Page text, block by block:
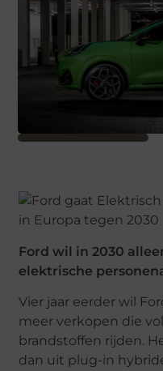
Ford wil in 2030
elektrische
Vier jaar eerder wil
meer verkopen die
brandstoffen rijden.
dan uit plug-in